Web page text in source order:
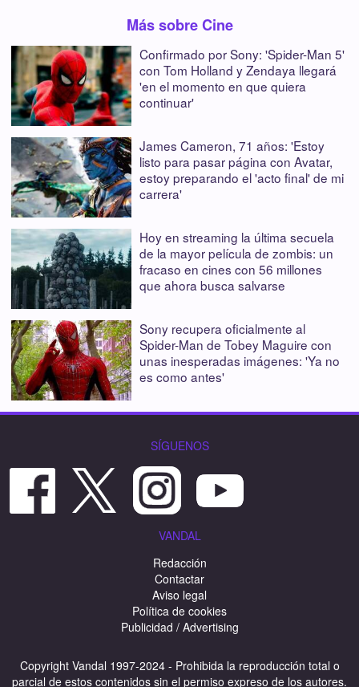
Más sobre Cine
Confirmado por Sony: 'Spider-Man 5'
con Tom Holland y Zendaya llegará
'en el momento en que quiera
continuar'
James Cameron, 71 años: 'Estoy
listo para pasar página con Avatar,
estoy preparando el 'acto final' de mi
carrera'
Hoy en streaming la última secuela
de la mayor película de zombis: un
fracaso en cines con 56 millones
que ahora busca salvarse
Sony recupera oficialmente al
Spider-Man de Tobey Maguire con
unas inesperadas imágenes: 'Ya no
es como antes'
SÍGUENOS
VANDAL
Redacción
Contactar
Aviso legal
Política de cookies
Publicidad / Advertising
Copyright Vandal 1997-2024 - Prohibida la reproducción total o
parcial de estos contenidos sin el permiso expreso de los autores.